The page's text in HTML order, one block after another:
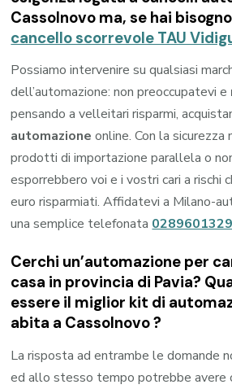
Cassolnovo ma, se hai
cancello scorrevole TAU
Possiamo intervenire su qualsiasi
dell’automazione: non preoccupatevi e
pensando a velleitari risparmi,
automazione online. Con la sicurezza
prodotti di importazione parallela o
esporrebbero voi e i vostri cari a rischi
euro risparmiati. Affidatevi a Milano-
una semplice telefonata
Cerchi un’automazione per
casa in provincia di Pavia?
essere il miglior kit di
abita a Cassolnovo?
La risposta ad entrambe le domande
ed allo stesso tempo potrebbe avere